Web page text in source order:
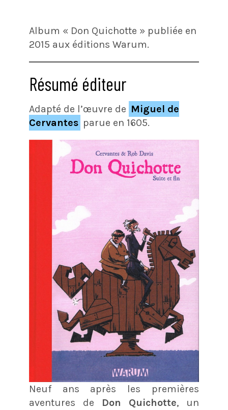
Album « Don Quichotte » publiée en
2015 aux éditions Warum.
Résumé éditeur
Adapté de l’œuvre de Miguel de
Cervantes parue en 1605.
Neuf ans après les premières
aventures de Don Quichotte, un